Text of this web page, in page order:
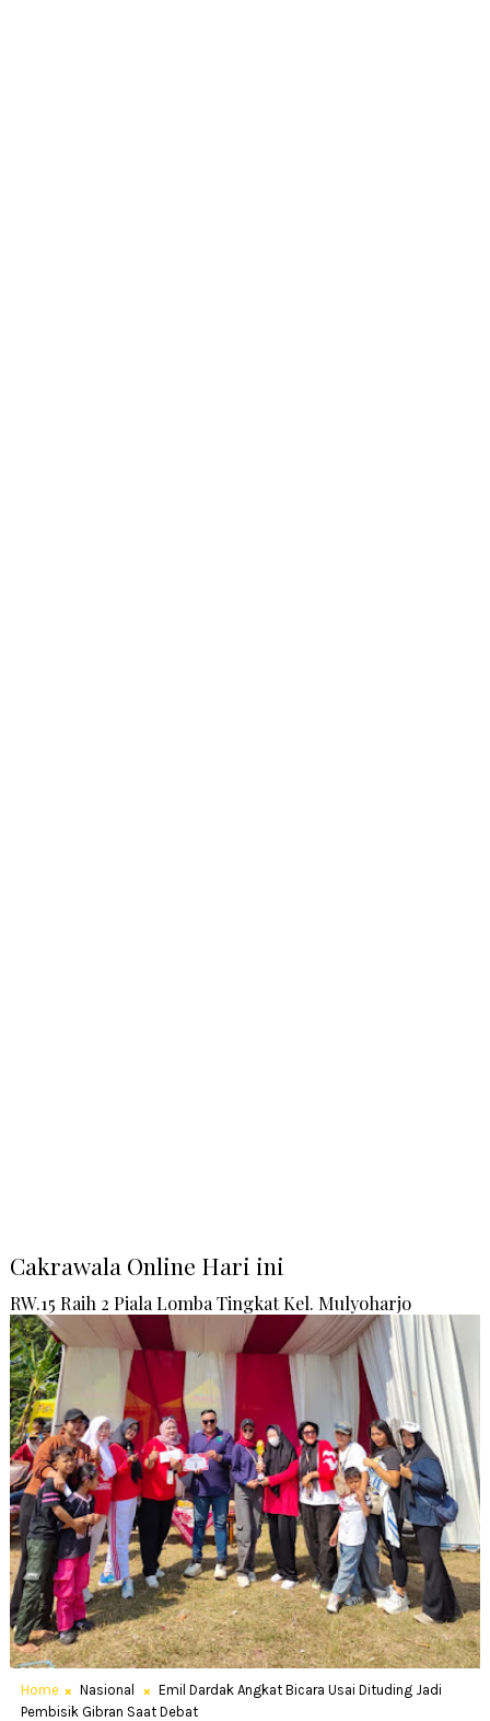
Cakrawala Online Hari ini
RW.15 Raih 2 Piala Lomba Tingkat Kel. Mulyoharjo
Home Nasional
Emil Dardak Angkat Bicara Usai Dituding Jadi
Pembisik Gibran Saat Debat